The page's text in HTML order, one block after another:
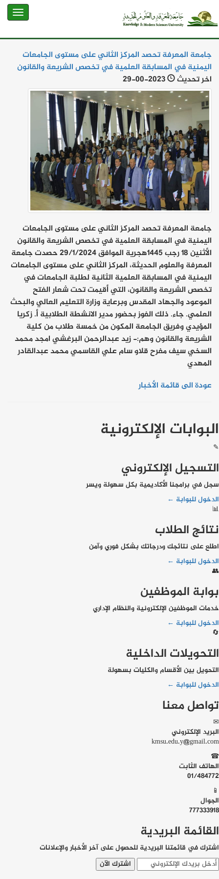
جامعة المعرفة تحصد المركز الثاني على مستوى الجامعات
اليمنية في المسابقة العلمية في تخصص الشريعة والقانون
اخر تحديث
جامعة المعرفة تحصد المركز الثاني على مستوى الجامعات
اليمنية في المسابقة العلمية في تخصص الشريعة والقانون
الأثنين 18 رجب 1445هجرية الموافق 29/1/2024 حصدت جامعة
المعرفة والعلوم الحديثة، المركز الثاني على مستوى الجامعات
اليمنية في المسابقة العلمية الثانية لطلبة الجامعات في
تخصص الشريعة والقانون، التي أقيمت تحت شعار الفتح
الموعود والجهاد المقدس وبرعاية وزارة التعليم العالي والبحث
العلمي. جاء. ذلك الفوز بحضور مدير الانشطة الطلابية أ. زكريا
المؤيدي وفريق الجامعة المكون من خمسة طلاب من كلية
الشريعة والقانون وهم:- زيد عبدالرحمن البرغشي امجد محمد
السخي سيف مفرح قلاو سام علي القاسمي محمد عبدالقادر
المهدي
عودة الى قائمة الأخبار
البوابات الإلكترونية
✎
التسجيل الإلكتروني
سجل في برامجنا الأكاديمية بكل سهولة ويسر
الدخول للبوابة ←
📊
نتائج الطلاب
اطلع على نتائجك ودرجاتك بشكل فوري وآمن
الدخول للبوابة ←
👥
بوابة الموظفين
خدمات الموظفين الإلكترونية والنظام الإداري
الدخول للبوابة ←
🔄
التحويلات الداخلية
التحويل بين الأقسام والكليات بسهولة
الدخول للبوابة ←
تواصل معنا
✉
البريد الإلكتروني
kmsu.edu.y@gmail.com
☎
الهاتف الثابت
01/484772
📱
الجوال
777333918
القائمة البريدية
اشترك في قائمتنا البريدية للحصول على آخر الأخبار والإعلانات
اشترك الآن